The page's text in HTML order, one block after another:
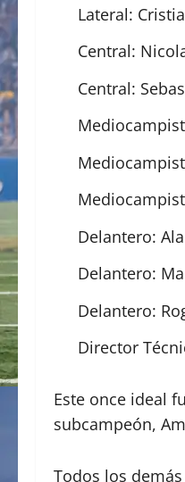
Lateral:
Central:
Central:
Delantero:
Delantero:
Delantero:
Director
Este once ideal
subcampeón,
Todos los